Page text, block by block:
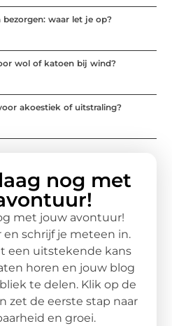
waar let je op?
wol of katoen bij wind?
akoestiek of uitstraling?
nog met
met jouw avontuur!
schrijf je meteen in.
een uitstekende kans
horen en jouw blog
te delen. Klik op de
zet de eerste stap naar
en groei.